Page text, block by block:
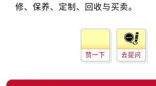
赞一下 去提问